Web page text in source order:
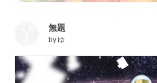
無題
byゆ